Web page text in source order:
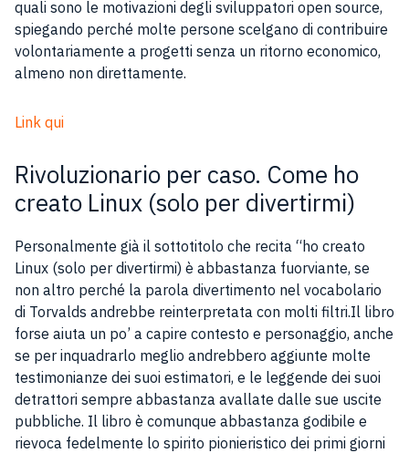
quali sono le motivazioni degli sviluppatori open source,
spiegando perché molte persone scelgano di contribuire
volontariamente a progetti senza un ritorno economico,
almeno non direttamente.
Link qui
Rivoluzionario per caso. Come ho
creato Linux (solo per divertirmi)
Personalmente già il sottotitolo che recita “ho creato
Linux (solo per divertirmi) è abbastanza fuorviante, se
non altro perché la parola divertimento nel vocabolario
di Torvalds andrebbe reinterpretata con molti filtri.Il libro
forse aiuta un po’ a capire contesto e personaggio, anche
se per inquadrarlo meglio andrebbero aggiunte molte
testimonianze dei suoi estimatori, e le leggende dei suoi
detrattori sempre abbastanza avallate dalle sue uscite
pubbliche. Il libro è comunque abbastanza godibile e
rievoca fedelmente lo spirito pionieristico dei primi giorni